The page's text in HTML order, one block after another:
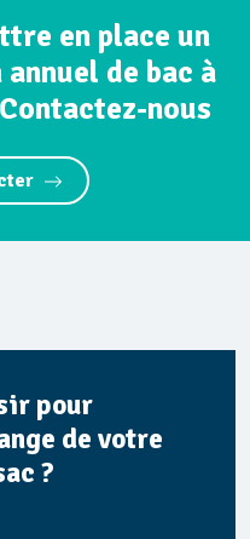
en place un
de bac à
nous
pour
de votre
?